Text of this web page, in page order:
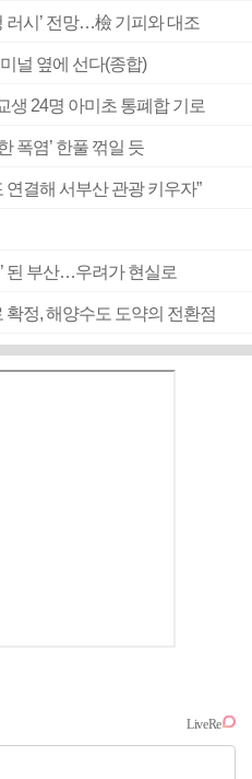
러시’ 전망…檢 기피와 대조
널 옆에 선다(종합)
24명 아미초 통폐합 기로
폭염’ 한풀 꺾일 듯
연결해 서부산 관광 키우자”
된 부산…우려가 현실로
확정, 해양수도 도약의 전환점